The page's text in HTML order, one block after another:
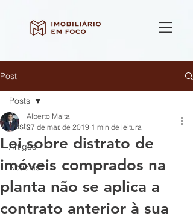
Post
Posts
Artigos
Notícias
Posts
Lei sobre distrato de
imóveis comprados na
planta não se aplica a
contrato anterior à sua
Alberto Malta
27 de mar. de 2019 1 min de leitura